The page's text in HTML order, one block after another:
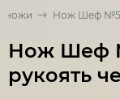
ножи Нож Шеф №5
Нож Шеф
рукоять